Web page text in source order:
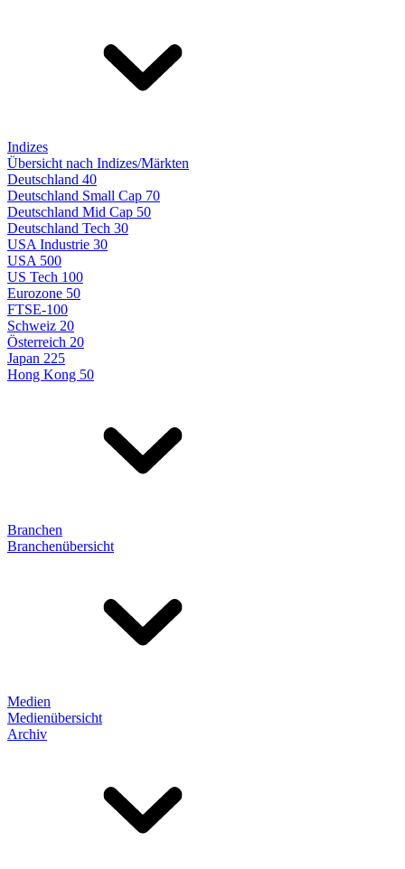
Indizes
Übersicht nach Indizes/Märkten
Deutschland 40
Deutschland Small Cap 70
Deutschland Mid Cap 50
Deutschland Tech 30
USA Industrie 30
USA 500
US Tech 100
Eurozone 50
FTSE-100
Schweiz 20
Österreich 20
Japan 225
Hong Kong 50
Branchen
Branchenübersicht
Medien
Medienübersicht
Archiv